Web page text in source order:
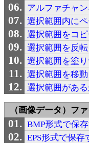
アルファチャ
選択範囲内に
選択範囲をコ
選択範囲を反
選択範囲を塗
選択範囲を移
選択範囲があ
（画像データ）フ
BMP形式で保
EPS形式で保存